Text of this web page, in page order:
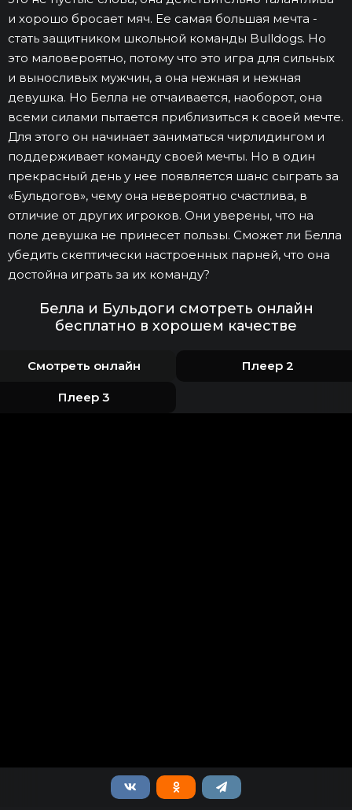
и хорошо бросает мяч. Ее самая большая мечта -
стать защитником школьной команды Bulldogs. Но
это маловероятно, потому что это игра для сильных
и выносливых мужчин, а она нежная и нежная
девушка. Но Белла не отчаивается, наоборот, она
всеми силами пытается приблизиться к своей мечте.
Для этого он начинает заниматься чирлидингом и
поддерживает команду своей мечты. Но в один
прекрасный день у нее появляется шанс сыграть за
«Бульдогов», чему она невероятно счастлива, в
отличие от других игроков. Они уверены, что на
поле девушка не принесет пользы. Сможет ли Белла
убедить скептически настроенных парней, что она
достойна играть за их команду?
Белла и Бульдоги смотреть онлайн
бесплатно в хорошем качестве
Смотреть онлайн Плеер 2
Плеер 3